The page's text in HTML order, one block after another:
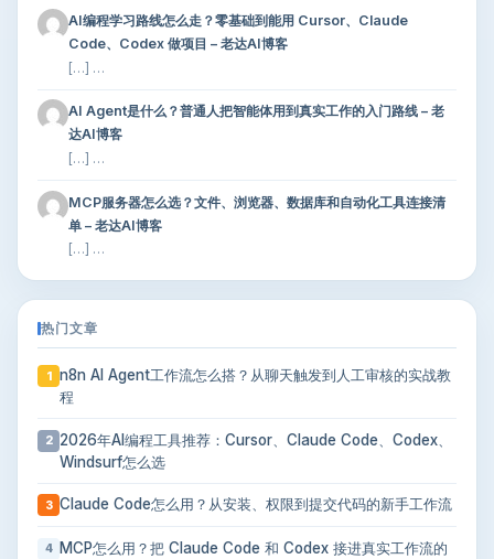
AI编程学习路线怎么走？零基础到能用 Cursor、Claude
Code、Codex 做项目 – 老达AI博客
[…] …
AI Agent是什么？普通人把智能体用到真实工作的入门路线 – 老
达AI博客
[…] …
MCP服务器怎么选？文件、浏览器、数据库和自动化工具连接清
单 – 老达AI博客
[…] …
热门文章
1 n8n AI Agent工作流怎么搭？从聊天触发到人工审核的实战教
程
2 2026年AI编程工具推荐：Cursor、Claude Code、Codex、
Windsurf怎么选
3 Claude Code怎么用？从安装、权限到提交代码的新手工作流
4
MCP怎么用？把 Claude Code 和 Codex 接进真实工作流的